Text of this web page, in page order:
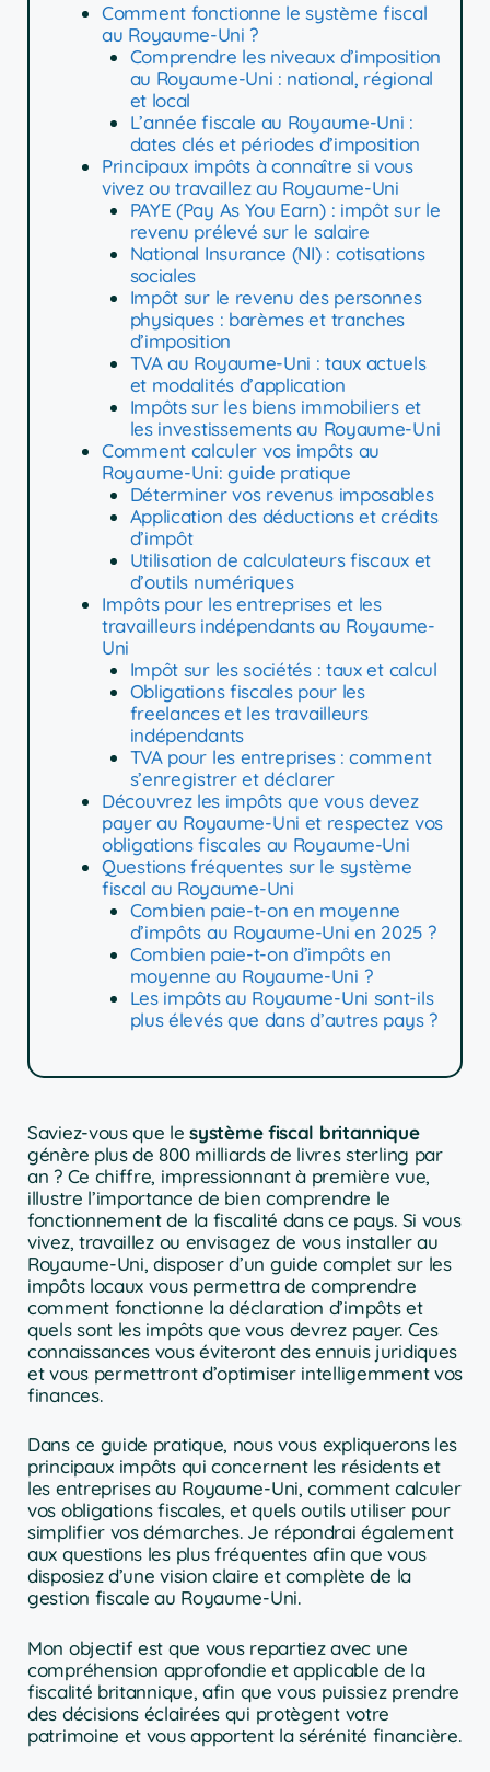
Comment fonctionne le système fiscal
au Royaume-Uni ?
Comprendre les niveaux d’imposition
au Royaume-Uni : national, régional
et local
L’année fiscale au Royaume-Uni :
dates clés et périodes d’imposition
Principaux impôts à connaître si vous
vivez ou travaillez au Royaume-Uni
PAYE (Pay As You Earn) : impôt sur le
revenu prélevé sur le salaire
National Insurance (NI) : cotisations
sociales
Impôt sur le revenu des personnes
physiques : barèmes et tranches
d’imposition
TVA au Royaume-Uni : taux actuels
et modalités d’application
Impôts sur les biens immobiliers et
les investissements au Royaume-Uni
Comment calculer vos impôts au
Royaume-Uni: guide pratique
Déterminer vos revenus imposables
Application des déductions et crédits
d’impôt
Utilisation de calculateurs fiscaux et
d’outils numériques
Impôts pour les entreprises et les
travailleurs indépendants au Royaume-
Uni
Impôt sur les sociétés : taux et calcul
Obligations fiscales pour les
freelances et les travailleurs
indépendants
TVA pour les entreprises : comment
s’enregistrer et déclarer
Découvrez les impôts que vous devez
payer au Royaume-Uni et respectez vos
obligations fiscales au Royaume-Uni
Questions fréquentes sur le système
fiscal au Royaume-Uni
Combien paie-t-on en moyenne
d’impôts au Royaume-Uni en 2025 ?
Combien paie-t-on d’impôts en
moyenne au Royaume-Uni ?
Les impôts au Royaume-Uni sont-ils
plus élevés que dans d’autres pays ?
Saviez-vous que lesystème fiscal britannique
génère plus de 800 milliards de livres sterling par
an ? Ce chiffre, impressionnant à première vue,
illustre l’importance de bien comprendre le
fonctionnement de la fiscalité dans ce pays. Si vous
vivez, travaillez ou envisagez de vous installer au
Royaume-Uni, disposer d’un guide complet sur les
impôts locaux vous permettra de comprendre
comment fonctionne la déclaration d’impôts et
quels sont les impôts que vous devrez payer. Ces
connaissances vous éviteront des ennuis juridiques
et vous permettront d’optimiser intelligemment vos
finances.
Dans ce guide pratique, nous vous expliquerons les
principaux impôts qui concernent les résidents et
les entreprises au Royaume-Uni, comment calculer
vos obligations fiscales, et quels outils utiliser pour
simplifier vos démarches. Je répondrai également
aux questions les plus fréquentes afin que vous
disposiez d’une vision claire et complète de la
gestion fiscale au Royaume-Uni.
Mon objectif est que vous repartiez avec une
compréhension approfondie et applicable de la
fiscalité britannique, afin que vous puissiez prendre
des décisions éclairées qui protègent votre
patrimoine et vous apportent la sérénité financière.